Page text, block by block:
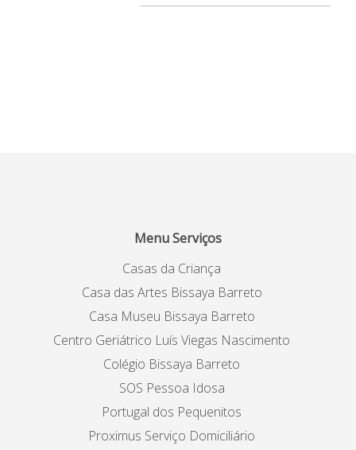
Menu Serviços
Casas da Criança
Casa das Artes Bissaya Barreto
Casa Museu Bissaya Barreto
Centro Geriátrico Luís Viegas Nascimento
Colégio Bissaya Barreto
SOS Pessoa Idosa
Portugal dos Pequenitos
Proximus Serviço Domiciliário